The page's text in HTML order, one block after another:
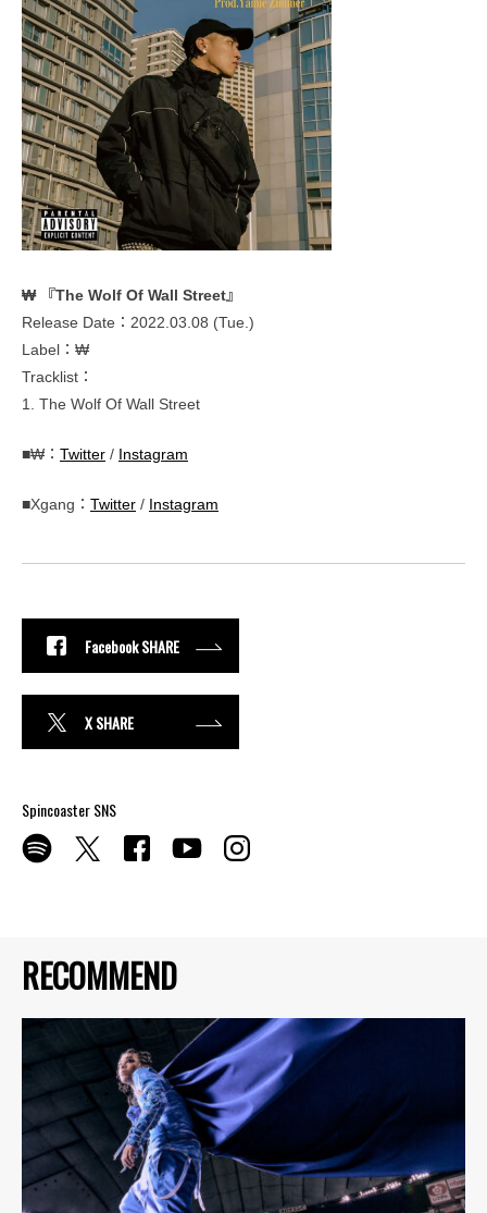
RECOMMEND
₩ 『The Wolf Of Wall Street』
Release Date：2022.03.08 (Tue.)
Label：₩
Tracklist：
1. The Wolf Of Wall Street
■₩： Twitter / Instagram
■Xgang： Twitter / Instagram
Facebook SHARE
X SHARE
Spincoaster SNS